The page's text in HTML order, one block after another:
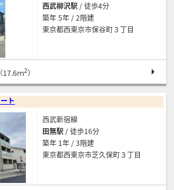
西武柳沢駅 / 徒歩4分
築年 5年 / 2階建
東京都西東京市保谷町３丁目
17.6ｍ2）
ト
西武新宿線
田無駅 / 徒歩16分
築年 1年 / 3階建
東京都西東京市芝久保町３丁目